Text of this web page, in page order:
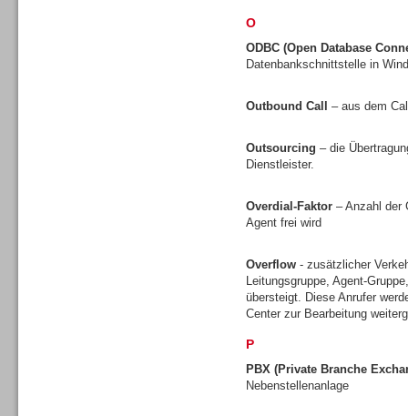
O
ODBC (Open Database
Datenbankschnittstelle in
Outbound Call – aus dem
Outsourcing – die
Dienstleister.
Overdial-Faktor – Anzahl der
Agent frei wird
Overflow - zusätzlicher
Leitungsgruppe, Agent-
übersteigt. Diese Anrufer
Center zur Bearbeitung
P
PBX (Private Branche
Nebenstellenanlage